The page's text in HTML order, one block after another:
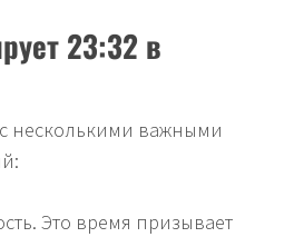
23:32 в
несколькими важными
Это время призывает